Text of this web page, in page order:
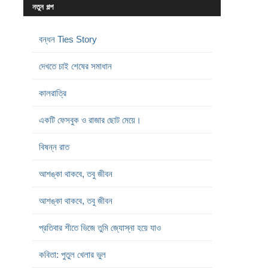
নতুন গল্প
বন্ধন Ties Story
দেখতে চাই শেষের সমাধান
কালরাত্রি
একটি ফেসবুক ও রাজার ছোট মেয়ে।
বিষন্ন রাত
আশঙ্কা থাকবে, তবু জীবন
আশঙ্কা থাকবে, তবু জীবন
প্রতিবার শীতে ভিজে তুমি জ্যোস্না হয়ে যাও
কবিতা: পুতুল খেলার ভুল